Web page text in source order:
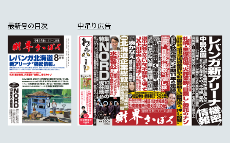
最新号の目次 中吊り広告